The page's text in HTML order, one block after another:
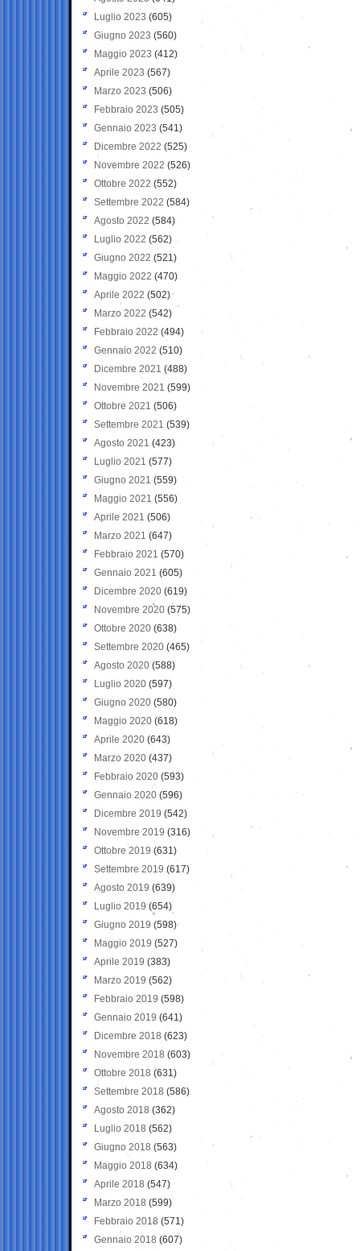
Luglio 2023 (605)
Giugno 2023 (560)
Maggio 2023 (412)
Aprile 2023 (567)
Marzo 2023 (506)
Febbraio 2023 (505)
Gennaio 2023 (541)
Dicembre 2022 (525)
Novembre 2022 (526)
Ottobre 2022 (552)
Settembre 2022 (584)
Agosto 2022 (584)
Luglio 2022 (562)
Giugno 2022 (521)
Maggio 2022 (470)
Aprile 2022 (502)
Marzo 2022 (542)
Febbraio 2022 (494)
Gennaio 2022 (510)
Dicembre 2021 (488)
Novembre 2021 (599)
Ottobre 2021 (506)
Settembre 2021 (539)
Agosto 2021 (423)
Luglio 2021 (577)
Giugno 2021(559)
Maggio 2021 (556)
Aprile 2021 (506)
Marzo 2021 (647)
Febbraio 2021 (570)
Gennaio 2021 (605)
Dicembre 2020 (619)
Novembre 2020 (575)
Ottobre 2020 (638)
Settembre 2020(465)
Agosto 2020 (588)
Luglio 2020 (597)
Giugno 2020 (580)
Maggio 2020 (618)
Aprile 2020 (643)
Marzo 2020 (437)
Febbraio 2020 (593)
Gennaio 2020 (596)
Dicembre 2019 (542)
Novembre 2019 (316)
Ottobre 2019 (631)
Settembre 2019 (617)
Agosto 2019 (639)
Luglio 2019 (654)
Giugno 2019 (598)
Maggio 2019 (527)
Aprile 2019 (383)
Marzo 2019 (562)
Febbraio 2019 (598)
Gennaio 2019 (641)
Dicembre 2018 (623)
Novembre 2018 (603)
Ottobre 2018 (631)
Settembre 2018 (586)
Agosto 2018 (362)
Luglio 2018 (562)
Giugno 2018 (563)
Maggio 2018 (634)
Aprile 2018 (547)
Marzo 2018 (599)
Febbraio 2018 (571)
Gennaio 2018 (607)